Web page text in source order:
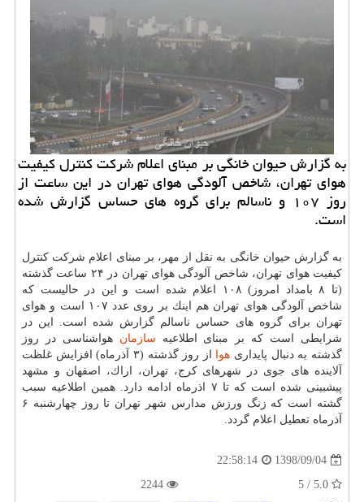
به گزارش حیوان خانگی بر مبنای اعلام شركت كنترل كیفیت
هوای تهران، شاخص آلودگی هوای تهران در این ساعت از
روز ۱۰۷ و ناسالم برای گروه های حساس گزارش شده
است.
به گزارش حیوان خانگی به نقل از مهر، بر مبنای اعلام شركت كنترل
كیفیت هوای تهران، شاخص آلودگی هوای تهران در ۲۴ ساعت گذشته
(تا ۸ بامداد امروز) ۱۰۸ اعلام شده است و این در حالیست كه
شاخص آلودگی هوای تهران هم اینك بر روی عدد ۱۰۷ است و هوای
تهران برای گروه های حساس ناسالم گزارش شده است. این در
شرایطی است كه بر مبنای اطلاعیه سازمان هواشناسی در روز
گذشته به دنبال پایداری هوا
از روز گذشته (۳ آذرماه) افزایش غلظت
آلاینده های جوی در شهرهای كرج، تهران، اراك، اصفهان و مشهد
پیشبینی شده است كه تا ۷ اذرماه ادامه دارد. همین اطلاعیه سبب
گشته است كه زنگ ورزش مدارس شهر تهران تا روز چهارشنبه ۶
آذرماه تعطیل اعلام گردد.
1398/09/04
22:58:14